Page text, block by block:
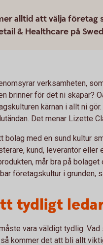
alltid att välja företag
& Healthcare på
verksamheten,
brinner för det ni skapar?
kärnan i allt ni
Det menar Lizette
bolag med en sund kultur
kund, leverantör eller
mår bra på
företagskultur i grunden,
tydligt
vara väldigt tydlig.
kommer det att bli allt